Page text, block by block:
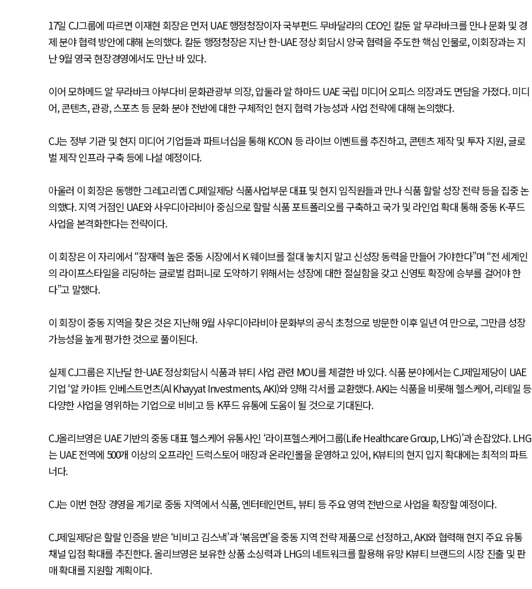
17일 CJ그룹에 따르면 이재현 회장은 먼저 UAE 행정청장이자 국부펀드 무바달라의 CEO인 칼둔 알 무라바크를 만나 문화 및 경
제 분야 협력 방안에 대해 논의했다. 칼둔 행정청장은 지난 한-UAE 정상 회담시 양국 협력을 주도한 핵심 인물로, 이회장과는 지
난 9월 영국 현장경영에서도 만난 바 있다.
이어 모하메드 알 무라바크 아부다비 문화관광부 의장, 압둘라 알 하마드 UAE 국립 미디어 오피스 의장과도 면담을 가졌다. 미디
어, 콘텐츠, 관광, 스포츠 등 문화 분야 전반에 대한 구체적인 현지 협력 가능성과 사업 전략에 대해 논의했다.
CJ는 정부 기관 및 현지 미디어 기업들과 파트너십을 통해 KCON 등 라이브 이벤트를 추진하고, 콘텐츠 제작 및 투자 지원, 글로
벌 제작 인프라 구축 등에 나설 예정이다.
아울러 이 회장은 동행한 그레고리옙 CJ제일제당 식품사업부문 대표 및 현지 임직원들과 만나 식품 할랄 성장 전략 등을 집중 논
의했다. 지역 거점인 UAE와 사우디아라비아 중심으로 할랄 식품 포트폴리오를 구축하고 국가 및 라인업 확대 통해 중동 K-푸드
사업을 본격화한다는 전략이다.
이 회장은 이 자리에서 “잠재력 높은 중동 시장에서 K 웨이브를 절대 놓치지 말고 신성장 동력을 만들어 가야한다”며 “전 세계인
의 라이프스타일을 리딩하는 글로벌 컴퍼니로 도약하기 위해서는 성장에 대한 절실함을 갖고 신영토 확장에 승부를 걸어야 한
다”고 말했다.
이 회장이 중동 지역을 찾은 것은 지난해 9월 사우디아라비아 문화부의 공식 초청으로 방문한 이후 일년 여 만으로, 그만큼 성장
가능성을 높게 평가한 것으로 풀이된다.
실제 CJ그룹은 지난달 한-UAE 정상회담시 식품과 뷰티 사업 관련 MOU를 체결한 바 있다. 식품 분야에서는 CJ제일제당이 UAE
기업 ‘알 카야트 인베스트먼츠(Al Khayyat Investments, AKI)와 양해 각서를 교환했다. AKI는 식품을 비롯해 헬스케어, 리테일 등
다양한 사업을 영위하는 기업으로 비비고 등 K푸드 유통에 도움이 될 것으로 기대된다.
CJ올리브영은 UAE 기반의 중동 대표 헬스케어 유통사인 ‘라이프헬스케어그룹(Life Healthcare Group, LHG)’과 손잡았다. LHG
는 UAE 전역에 500개 이상의 오프라인 드럭스토어 매장과 온라인몰을 운영하고 있어, K뷰티의 현지 입지 확대에는 최적의 파트
너다.
CJ는 이번 현장 경영을 계기로 중동 지역에서 식품, 엔터테인먼트, 뷰티 등 주요 영역 전반으로 사업을 확장할 예정이다.
CJ제일제당은 할랄 인증을 받은 ‘비비고 김스낵’과 ‘볶음면’을 중동 지역 전략 제품으로 선정하고, AKI와 협력해 현지 주요 유통
채널 입점 확대를 추진한다. 올리브영은 보유한 상품 소싱력과 LHG의 네트워크를 활용해 유망 K뷰티 브랜드의 시장 진출 및 판
매 확대를 지원할 계획이다.